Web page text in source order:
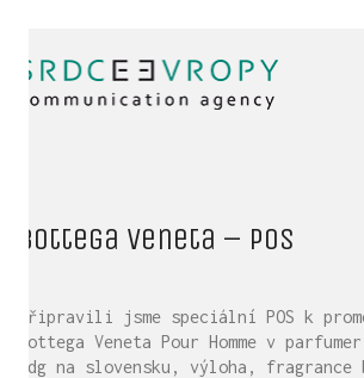
Bottega Veneta – POS
Připravili jsme speciální POS k
Bottega Veneta Pour Homme v
Edg na slovensku, výloha, fragrance